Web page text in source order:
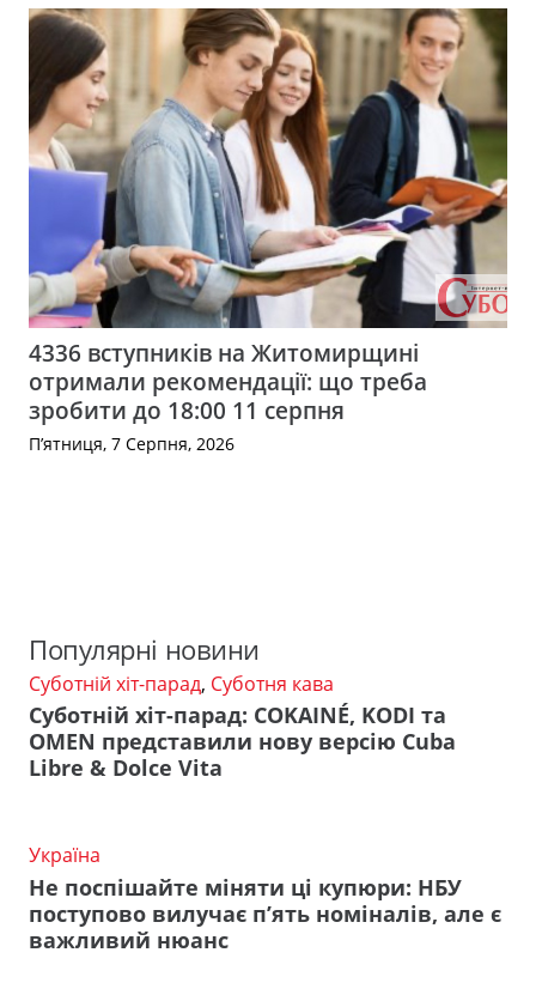
4336 вступників на Житомирщині
отримали рекомендації: що треба
зробити до 18:00 11 серпня
П’ятниця, 7 Серпня, 2026
Популярні новини
Суботній хіт-парад, Суботня кава
Суботній хіт-парад: COKAINÉ, KODI та
OMEN представили нову версію Cuba
Libre & Dolce Vita
Україна
Не поспішайте міняти ці купюри: НБУ
поступово вилучає п’ять номіналів, але є
важливий нюанс